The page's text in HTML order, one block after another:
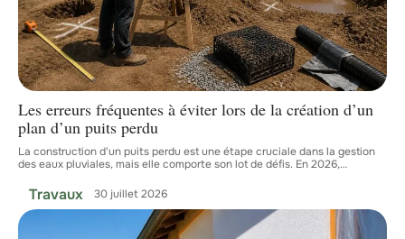
Les erreurs fréquentes à éviter lors de la création d’un
plan d’un puits perdu
La construction d'un puits perdu est une étape cruciale dans la gestion
des eaux pluviales, mais elle comporte son lot de défis. En 2026,…
Travaux 30 juillet 2026